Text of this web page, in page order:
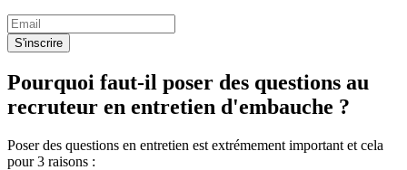
S'inscrire
Pourquoi faut-il poser des questions au
recruteur en entretien d'embauche ?
Poser des questions en entretien est extrémement important et cela
pour 3 raisons :